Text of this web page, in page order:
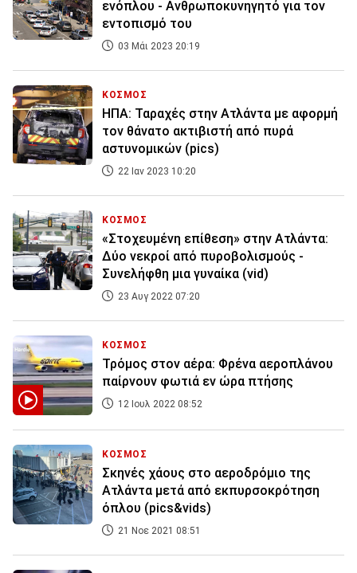
ενόπλου - Ανθρωποκυνηγητό για τον
εντοπισμό του
03 Μάι 2023 20:19
ΚΟΣΜΟΣ
ΗΠΑ: Ταραχές στην Ατλάντα με αφορμή
τον θάνατο ακτιβιστή από πυρά
αστυνομικών (pics)
22 Ιαν 2023 10:20
ΚΟΣΜΟΣ
«Στοχευμένη επίθεση» στην Ατλάντα:
Δύο νεκροί από πυροβολισμούς -
Συνελήφθη μια γυναίκα (vid)
23 Αυγ 2022 07:20
ΚΟΣΜΟΣ
Τρόμος στον αέρα: Φρένα αεροπλάνου
παίρνουν φωτιά εν ώρα πτήσης
12 Ιουλ 2022 08:52
ΚΟΣΜΟΣ
Σκηνές χάους στο αεροδρόμιο της
Ατλάντα μετά από εκπυρσοκρότηση
όπλου (pics&vids)
21 Νοε 2021 08:51